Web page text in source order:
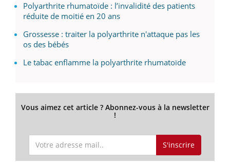
Polyarthrite rhumatoïde : l’invalidité des patients
réduite de moitié en 20 ans
Grossesse : traiter la polyarthrite n'attaque pas les
os des bébés
Le tabac enflamme la polyarthrite rhumatoïde
Vous aimez cet article ? Abonnez-vous à la newsletter
!
S'inscrire